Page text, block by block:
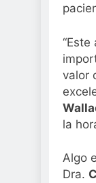
valor
la
Algo
Dra.